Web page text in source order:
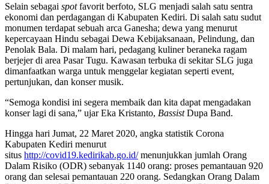
Selain sebagai spotfavorit berfoto, SLG menjadi salah satu sentra
ekonomi dan perdagangan di Kabupaten Kediri. Di salah satu sudut
monumen terdapat sebuah arca Ganesha; dewa yang menurut
kepercayaan Hindu sebagai Dewa Kebijaksanaan, Pelindung, dan
Penolak Bala. Di malam hari, pedagang kuliner beraneka ragam
berjejer di area Pasar Tugu. Kawasan terbuka di sekitar SLG juga
dimanfaatkan warga untuk menggelar kegiatan seperti event,
pertunjukan, dan konser musik.
“Semoga kondisi ini segera membaik dan kita dapat mengadakan
konser lagi di sana,” ujar Eka Kristanto, BassistDupa Band.
Hingga hari Jumat, 22 Maret 2020, angka statistik Corona
Kabupaten Kediri menurut
situs http://covid19.kedirikab.go.id/menunjukkan jumlah Orang
Dalam Risiko (ODR) sebanyak 1140 orang: proses pemantauan 920
orang dan selesai pemantauan 220 orang. Sedangkan Orang Dalam